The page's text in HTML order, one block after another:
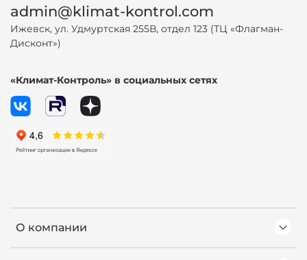
О компании
admin@klimat-kontrol.com
Ижевск, ул. Удмуртская 255В, отдел 123 (ТЦ «Флагман-
Дисконт»)
«Климат-Контроль» в социальных сетях